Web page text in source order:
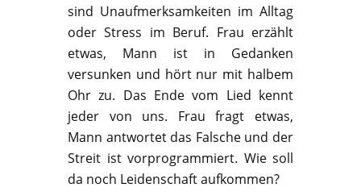
sind Unaufmerksamkeiten im Alltag
oder Stress im Beruf. Frau erzählt
etwas, Mann ist in Gedanken
versunken und hört nur mit halbem
Ohr zu. Das Ende vom Lied kennt
jeder von uns. Frau fragt etwas,
Mann antwortet das Falsche und der
Streit ist vorprogrammiert. Wie soll
da noch Leidenschaft aufkommen?